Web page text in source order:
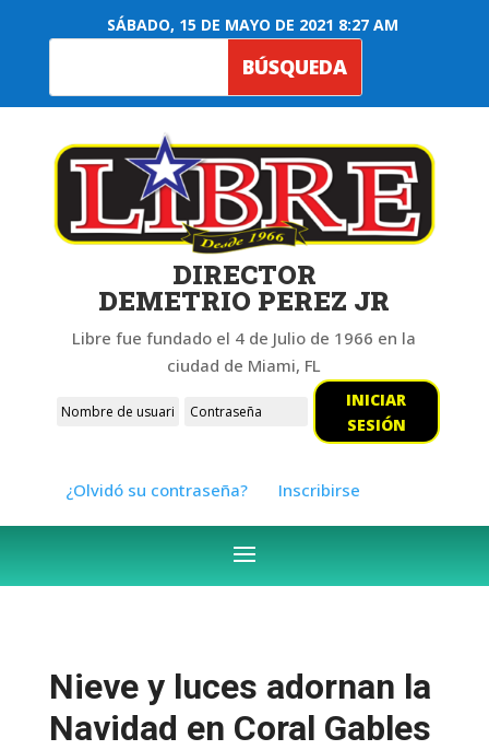
SÁBADO, 15 DE MAYO DE 2021 8:27 AM
DIRECTOR
DEMETRIO PEREZ JR
Libre fue fundado el 4 de Julio de 1966 en la
ciudad de Miami, FL
INICIAR
SESIÓN
¿Olvidó su contraseña? Inscribirse
Nieve y luces adornan la
Navidad en Coral Gables